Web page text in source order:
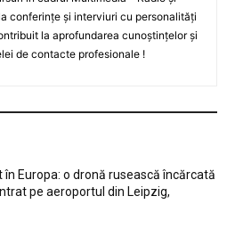
conferințe și interviuri cu personalități
la aprofundarea cunoștințelor și
de contacte profesionale !
Europa: o dronă rusească încărcată
pe aeroportul din Leipzig,